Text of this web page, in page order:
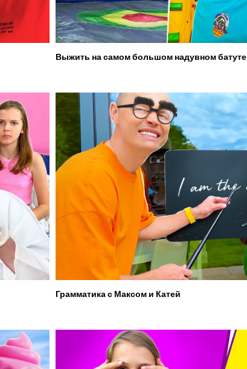
Выжить на самом большом надувном батуте
Грамматика с Максом и Катей